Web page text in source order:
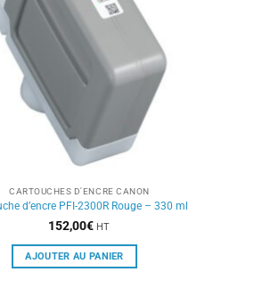
CARTOUCHES D'ENCRE CANON
d’encre PFI-2300R Rouge – 330 ml
152,00€ HT
AJOUTER AU PANIER